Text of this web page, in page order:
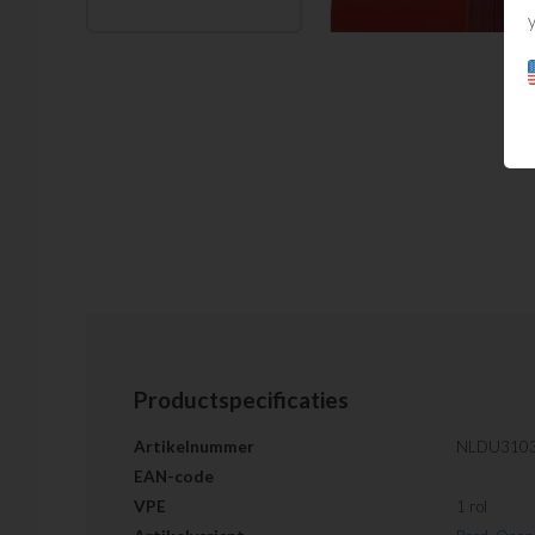
Productspecificaties
Artikelnummer
EAN-code
VPE
1 rol